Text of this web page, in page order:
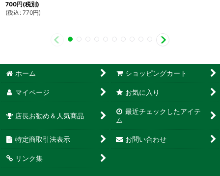
700円(税別)
(税込 : 770円)
ホーム ショッピングカート
マイページ お気に入り
店長お勧め＆人気商品
最近チェックしたアイテ
ム
特定商取引法表示 お問い合わせ
リンク集